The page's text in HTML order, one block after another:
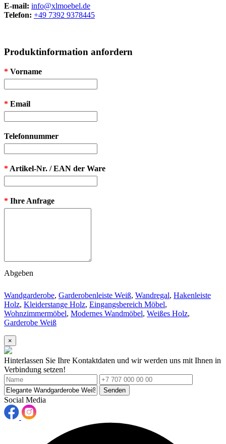
E-mail: info@xlmoebel.de
Telefon: +49 7392 9378445
Produktinformation anfordern
* Vorname
* Email
Telefonnummer
* Artikel-Nr. / EAN der Ware
* Ihre Anfrage
Abgeben
Wandgarderobe, Garderobenleiste Weiß, Wandregal, Hakenleiste
Holz, Kleiderstange Holz, Eingangsbereich Möbel,
Wohnzimmermöbel, Modernes Wandmöbel, Weißes Holz,
Garderobe Weiß
×
Hinterlassen Sie Ihre Kontaktdaten und wir werden uns mit Ihnen in
Verbindung setzen!
Senden
Social Media